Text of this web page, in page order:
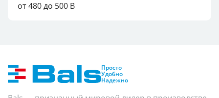
от 480 до 500 В
Просто
Удобно
Надежно